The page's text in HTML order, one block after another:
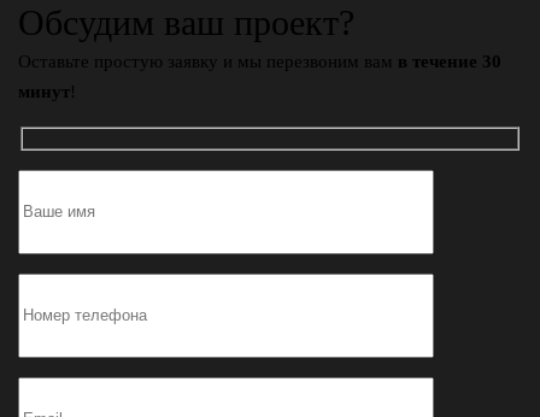
Обсудим ваш проект?
Оставьте простую заявку и мы перезвоним вам в течение 30
минут!